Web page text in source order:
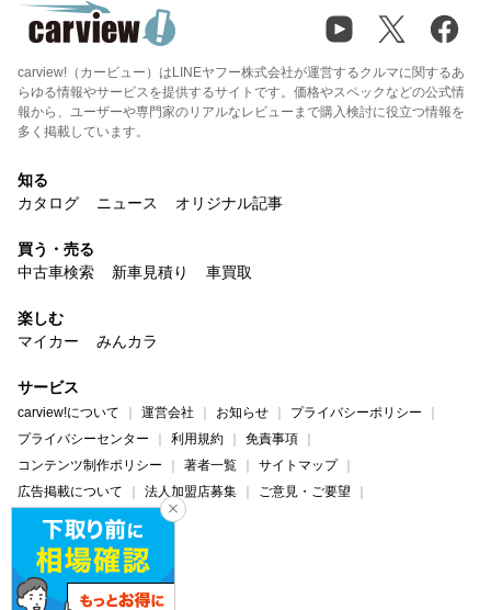
carview!（カービュー）はLINEヤフー株式会社が運営するクルマに関するあ
らゆる情報やサービスを提供するサイトです。価格やスペックなどの公式情
報から、ユーザーや専門家のリアルなレビューまで購入検討に役立つ情報を
多く掲載しています。
知る
カタログ
ニュース オリジナル記事
買う・売る
中古車検索
新車見積り 車買取
楽しむ
マイカー
みんカラ
サービス
carview!について 運営会社 お知らせ
プライバシーポリシー
プライバシーセンター
利用規約
免責事項
コンテンツ制作ポリシー
著者一覧
サイトマップ
広告掲載について
法人加盟店募集
ご意見・ご要望
ヘルプ・お問い合わせ
carview! Yahoo! JAPAN